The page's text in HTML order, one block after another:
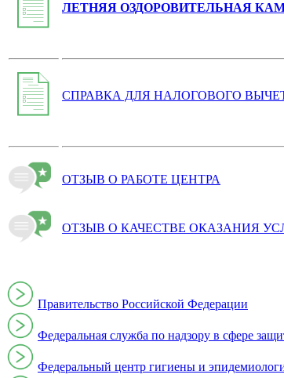
ЛЕТНЯЯ ОЗДОРОВИТЕЛЬНАЯ
СПРАВКА ДЛЯ НАЛОГОВОГО
ОТЗЫВ О РАБОТЕ ЦЕНТРА
ОТЗЫВ О КАЧЕСТВЕ ОКАЗАНИЯ
Правительство Российской Федерации
Федеральная служба по надзору в сфере
Федеральный центр гигиены и